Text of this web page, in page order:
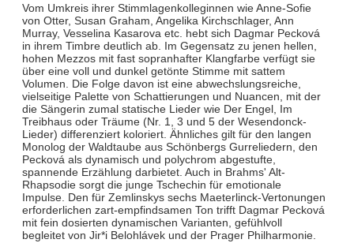
Vom Umkreis ihrer Stimmlagenkolleginnen wie Anne-Sofie
von Otter, Susan Graham, Angelika Kirchschlager, Ann
Murray, Vesselina Kasarova etc. hebt sich Dagmar Pecková
in ihrem Timbre deutlich ab. Im Gegensatz zu jenen hellen,
hohen Mezzos mit fast sopranhafter Klangfarbe verfügt sie
über eine voll und dunkel getönte Stimme mit sattem
Volumen. Die Folge davon ist eine abwechslungsreiche,
vielseitige Palette von Schattierungen und Nuancen, mit der
die Sängerin zumal statische Lieder wie Der Engel, Im
Treibhaus oder Träume (Nr. 1, 3 und 5 der Wesendonck-
Lieder) differenziert koloriert. Ähnliches gilt für den langen
Monolog der Waldtaube aus Schönbergs Gurreliedern, den
Pecková als dynamisch und polychrom abgestufte,
spannende Erzählung darbietet. Auch in Brahms' Alt-
Rhapsodie sorgt die junge Tschechin für emotionale
Impulse. Den für Zemlinskys sechs Maeterlinck-Vertonungen
erforderlichen zart-empfindsamen Ton trifft Dagmar Pecková
mit fein dosierten dynamischen Varianten, gefühlvoll
begleitet von Jir*i Belohlávek und der Prager Philharmonie.